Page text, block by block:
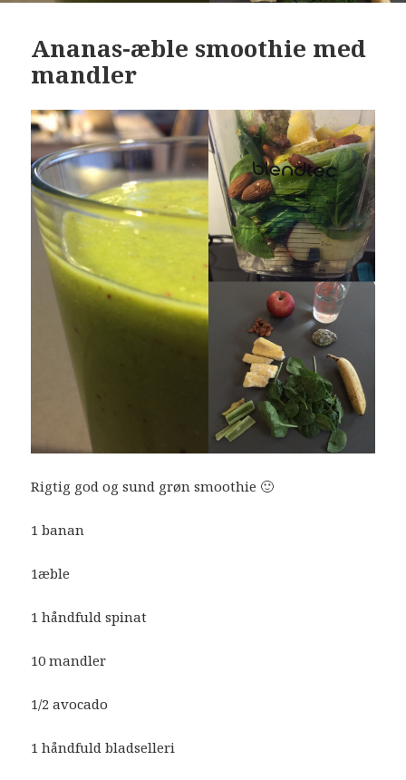
Ananas-æble smoothie med
mandler
Rigtig god og sund grøn smoothie 🙂
1 banan
1æble
1 håndfuld spinat
10 mandler
1/2 avocado
1 håndfuld bladselleri